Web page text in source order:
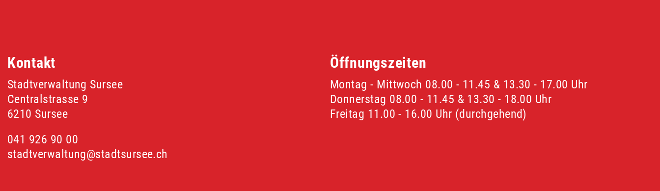
Kontakt
Stadtverwaltung Sursee
Centralstrasse 9
6210 Sursee
041 926 90 00
stadtverwaltung@stadtsursee.ch
Öffnungszeiten
Montag - Mittwoch 08.00 - 11.45 & 13.30 - 17.00 Uhr
Donnerstag 08.00 - 11.45 & 13.30 - 18.00 Uhr
Freitag 11.00 - 16.00 Uhr (durchgehend)